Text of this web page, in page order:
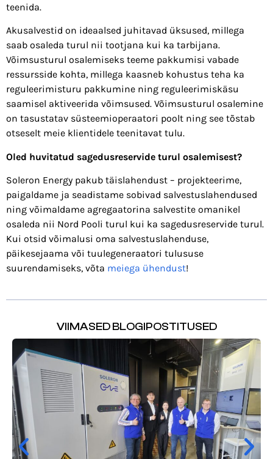
teenida.
Akusalvestid on ideaalsed juhitavad üksused, millega
saab osaleda turul nii tootjana kui ka tarbijana.
Võimsusturul osalemiseks teeme pakkumisi vabade
ressursside kohta, millega kaasneb kohustus teha ka
reguleerimisturu pakkumine ning reguleerimiskäsu
saamisel aktiveerida võimsused. Võimsusturul osalemine
on tasustatav süsteemioperaatori poolt ning see tõstab
otseselt meie klientidele teenitavat tulu.
Oled huvitatud sagedusreservide turul osalemisest?
Soleron Energy pakub täislahendust – projekteerime,
paigaldame ja seadistame sobivad salvestuslahendused
ning võimaldame agregaatorina salvestite omanikel
osaleda nii Nord Pooli turul kui ka sagedusreservide turul.
Kui otsid võimalusi oma salvestuslahenduse,
päikesejaama või tuulegeneraatori tulususe
suurendamiseks, võta meiega ühendust!
VIIMASED BLOGIPOSTITUSED